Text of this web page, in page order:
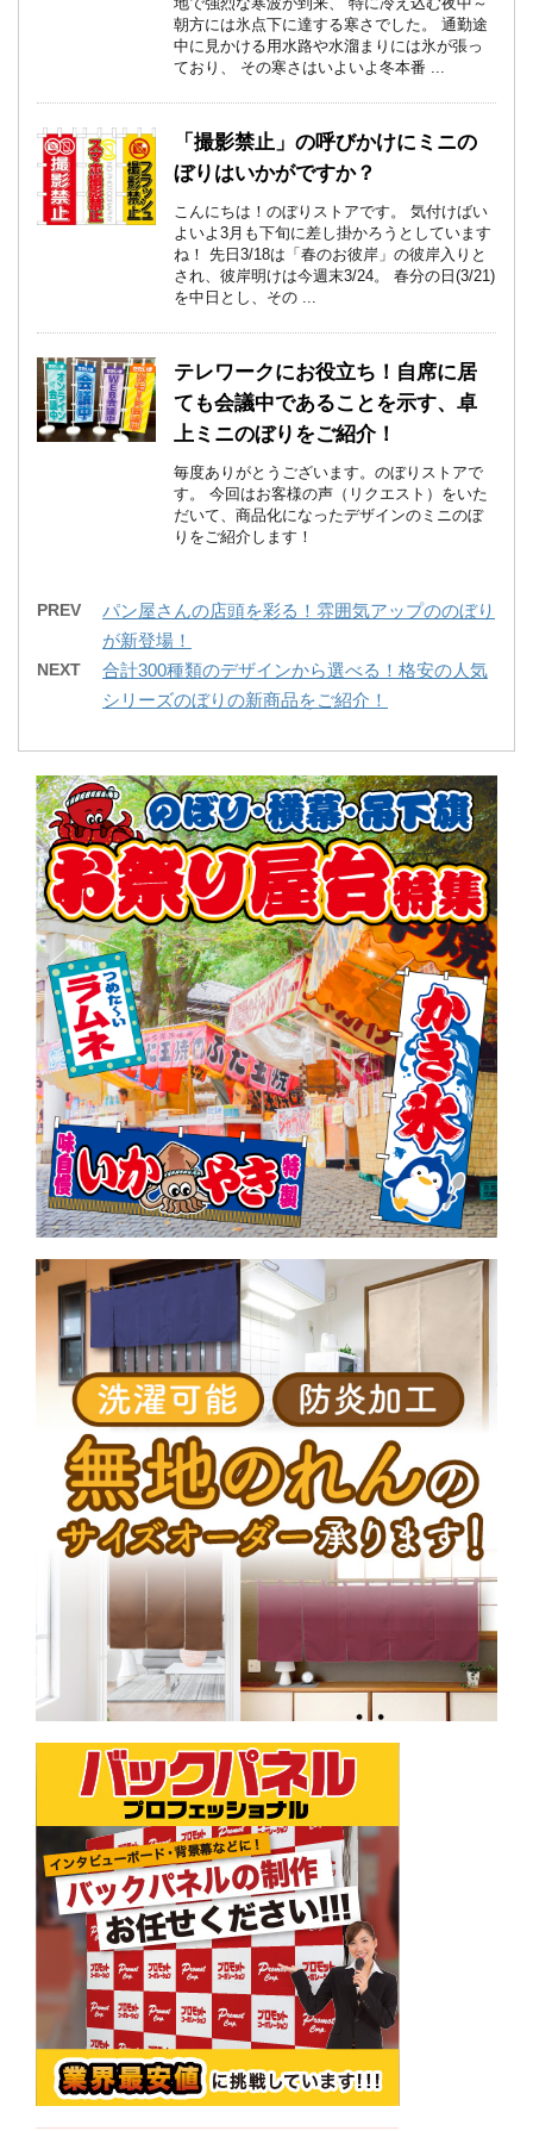
朝方には氷点下に達する寒さでした。 通勤途
中に見かける用水路や水溜まりには氷が張っ
ており、 その寒さはいよいよ冬本番 ...
「撮影禁止」の呼びかけにミニの
ぼりはいかがですか？
こんにちは！のぼりストアです。 気付けばい
よいよ3月も下旬に差し掛かろうとしています
ね！ 先日3/18は「春のお彼岸」の彼岸入りと
され、彼岸明けは今週末3/24。 春分の日(3/21)
を中日とし、その ...
テレワークにお役立ち！自席に居
ても会議中であることを示す、卓
上ミニのぼりをご紹介！
毎度ありがとうございます。のぼりストアで
す。 今回はお客様の声（リクエスト）をいた
だいて、商品化になったデザインのミニのぼ
りをご紹介します！
PREV
パン屋さんの店頭を彩る！雰囲気アップののぼり
が新登場！
NEXT
合計300種類のデザインから選べる！格安の人気
シリーズのぼりの新商品をご紹介！